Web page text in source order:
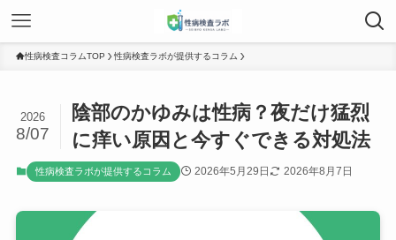
性病検査コラムTOP 性病検査ラボが提供するコラム
陰部のかゆみは性病？夜だけ猛烈
に痒い原因と今すぐできる対処法
2026
8/07
性病検査ラボが提供するコラム 2026年5月29日 2026年8月7日